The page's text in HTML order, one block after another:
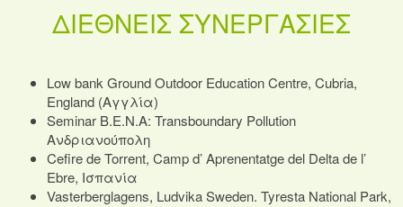
ΔΙΕΘΝΕΙΣ ΣΥΝΕΡΓΑΣΙΕΣ
Low bank Ground Outdoor Education Centre, Cubria,
England (Αγγλία)
Seminar B.E.N.A: Transboundary Pollution
Ανδριανούπολη
Cefire de Torrent, Camp d’ Aprenentatge del Delta de l’
Ebre, Ισπανία
Vasterberglagens, Ludvika Sweden. Tyresta National Park,